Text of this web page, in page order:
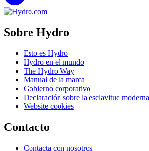
Sobre Hydro
Esto es Hydro
Hydro en el mundo
The Hydro Way
Manual de la marca
Gobierno corporativo
Declaración sobre la esclavitud moderna
Website cookies
Contacto
Contacta con nosotros